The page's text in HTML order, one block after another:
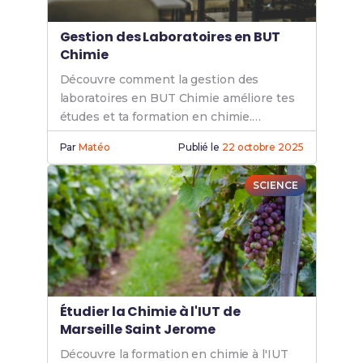
Gestion des Laboratoires en BUT
Chimie
Découvre comment la gestion des
laboratoires en BUT Chimie améliore tes
études et ta formation en chimie.
Optimise tes compétences pratiques et
théoriques.
ParMatéo Publié le 22 octobre 2025
SCIENCE
Étudier la Chimie à l'IUT de
Marseille Saint Jerome
Découvre la formation en chimie à l'IUT